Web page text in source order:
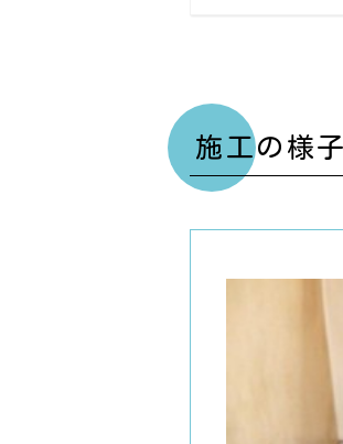
施工の様子